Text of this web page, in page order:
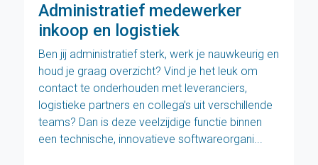
Administratief medewerker
inkoop en logistiek
Ben jij administratief sterk, werk je nauwkeurig en
houd je graag overzicht? Vind je het leuk om
contact te onderhouden met leveranciers,
logistieke partners en collega’s uit verschillende
teams? Dan is deze veelzijdige functie binnen
een technische, innovatieve softwareorgani...